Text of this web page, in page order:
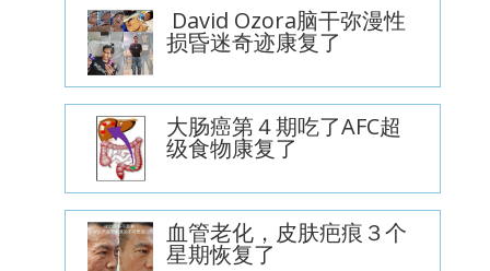
David Ozora脑干弥漫性
损昏迷奇迹康复了
大肠癌第４期吃了AFC超
级食物康复了
血管老化，皮肤疤痕３个
星期恢复了